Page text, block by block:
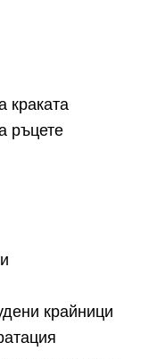
краката
ръцете
крайници